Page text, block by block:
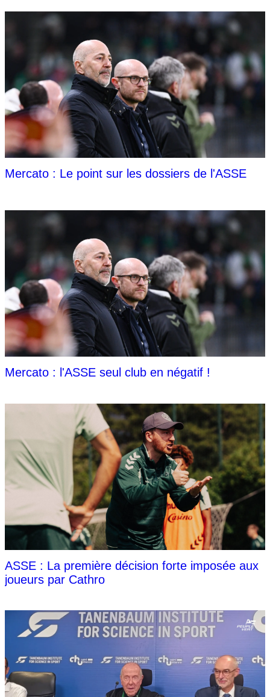
Mercato : Le point sur les dossiers de l'ASSE
Mercato : l'ASSE seul club en négatif !
ASSE : La première décision forte imposée aux
joueurs par Cathro